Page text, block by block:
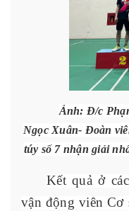
Ảnh: Đ/c
Ngọc Xuân- Đoàn
túy số 7 nhận giải
Kết quả ở
vận động viên Cơ